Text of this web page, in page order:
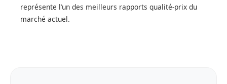
représente l’un des meilleurs rapports qualité-prix du
marché actuel.